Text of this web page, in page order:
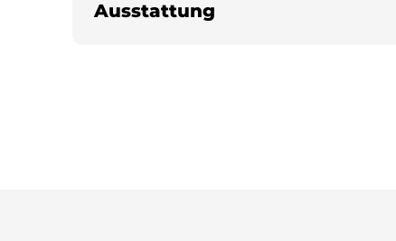
Ausstattung